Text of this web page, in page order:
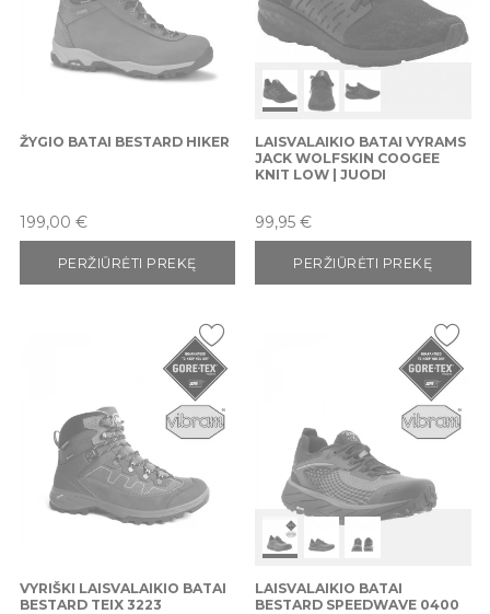
ŽYGIO BATAI BESTARD HIKER
Kaina
199,00 €
PERŽIŪRĖTI PREKĘ
LAISVALAIKIO BATAI VYRAMS
JACK WOLFSKIN COOGEE
KNIT LOW | JUODI
Kaina
99,95 €
PERŽIŪRĖTI PREKĘ
VYRIŠKI LAISVALAIKIO BATAI
BESTARD TEIX 3223
LAISVALAIKIO BATAI
BESTARD SPEEDWAVE 0400